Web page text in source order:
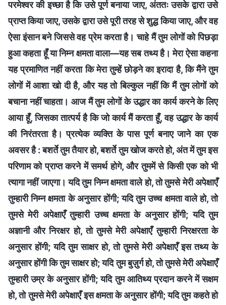
परमेश्वर की इच्छा है कि उसे पूर्ण बनाया जाए, अंततः उसके द्वारा उसे
प्राप्त किया जाए, उसके द्वारा उसे पूरी तरह से शुद्ध किया जाए, और वह
ऐसा इंसान बने जिससे वह प्रेम करता है। चाहे मैं तुम लोगों को पिछड़ा
हुआ कहता हूँ या निम्न क्षमता वाला—यह सब तथ्य है। मेरा ऐसा कहना
यह प्रमाणित नहीं करता कि मेरा तुम्हें छोड़ने का इरादा है, कि मैंने तुम
लोगों में आशा खो दी है, और यह तो बिल्कुल नहीं कि मैं तुम लोगों को
बचाना नहीं चाहता। आज मैं तुम लोगों के उद्धार का कार्य करने के लिए
आया हूँ, जिसका तात्पर्य है कि जो कार्य मैं करता हूँ, वह उद्धार के कार्य
की निरंतरता है। प्रत्येक व्यक्ति के पास पूर्ण बनाए जाने का एक
अवसर है : बशर्ते तुम तैयार हो, बशर्ते तुम खोज करते हो, अंत में तुम इस
परिणाम को प्राप्त करने में समर्थ होगे, और तुममें से किसी एक को भी
त्यागा नहीं जाएगा। यदि तुम निम्न क्षमता वाले हो, तो तुमसे मेरी अपेक्षाएँ
तुम्हारी निम्न क्षमता के अनुसार होंगी; यदि तुम उच्च क्षमता वाले हो, तो
तुमसे मेरी अपेक्षाएँ तुम्हारी उच्च क्षमता के अनुसार होंगी; यदि तुम
अज्ञानी और निरक्षर हो, तो तुमसे मेरी अपेक्षाएँ तुम्हारी निरक्षरता के
अनुसार होंगी; यदि तुम साक्षर हो, तो तुमसे मेरी अपेक्षाएँ इस तथ्य के
अनुसार होंगी कि तुम साक्षर हो; यदि तुम बुज़ुर्ग हो, तो तुमसे मेरी अपेक्षाएँ
तुम्हारी उम्र के अनुसार होंगी; यदि तुम आतिथ्य प्रदान करने में सक्षम
हो, तो तुमसे मेरी अपेक्षाएँ इस क्षमता के अनुसार होंगी; यदि तुम कहते हो